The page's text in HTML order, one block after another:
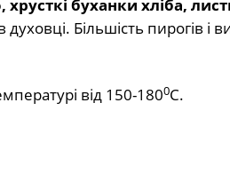
хрусткі буханки хліба,
духовці. Більшість пирогів і
від 150-1800С.